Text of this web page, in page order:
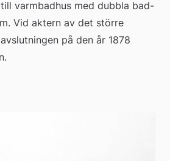
varmbadhus med dubbla bad-
Vid aktern av det större
på den år 1878